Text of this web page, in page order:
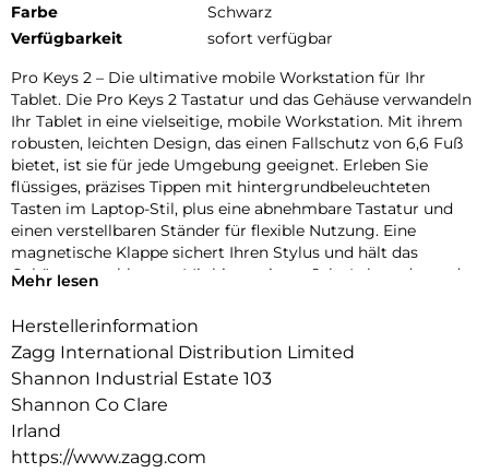
Farbe
Schwarz
Verfügbarkeit
sofort verfügbar
Pro Keys 2 – Die ultimative mobile Workstation für Ihr
Tablet. Die Pro Keys 2 Tastatur und das Gehäuse verwandeln
Ihr Tablet in eine vielseitige, mobile Workstation. Mit ihrem
robusten, leichten Design, das einen Fallschutz von 6,6 Fuß
bietet, ist sie für jede Umgebung geeignet. Erleben Sie
flüssiges, präzises Tippen mit hintergrundbeleuchteten
Tasten im Laptop-Stil, plus eine abnehmbare Tastatur und
einen verstellbaren Ständer für flexible Nutzung. Eine
magnetische Klappe sichert Ihren Stylus und hält das
Gehäuse geschlossen. Mit bis zu einem Jahr Lebensdauer der
Energie zu sparen, ist Pro Keys 2 für die Produktivität
Mehr lesen
Herstellerinformation
Zagg International Distribution Limited
Shannon Industrial Estate 103
Shannon Co Clare
Irland
https://www.zagg.com